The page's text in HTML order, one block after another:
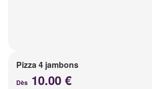
Pizza 4 jambons
Dès 10.00 €